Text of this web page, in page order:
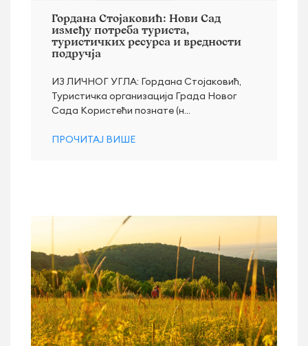
Гордана Стојаковић: Нови Сад
између потреба туриста,
туристичких ресурса и вредности
подручја
ИЗ ЛИЧНОГ УГЛА: Гордана Стојаковић,
Туристичка организација Града Новог
Сада Користећи познате (н...
ПРОЧИТАЈ ВИШЕ